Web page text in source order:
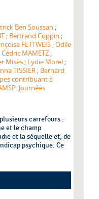
Ben Soussan ;
; Bertrand Coppin ;
FETTWEIS ;Odile
Cédric MAMETZ ;
Misès ; Lydie Morel ;
TISSIER ; Bernard
contribuant à
Journées
et le champ
et la séquelle et, de
psychique. Ce